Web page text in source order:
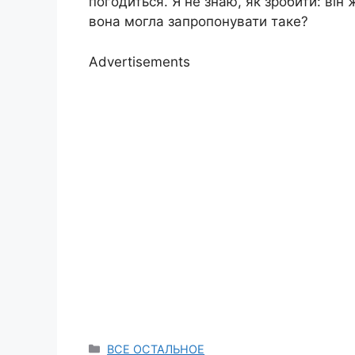
вона могла запропонувати таке?
Advertisements
Categories
ВСЕ ОСТАЛЬНОЕ